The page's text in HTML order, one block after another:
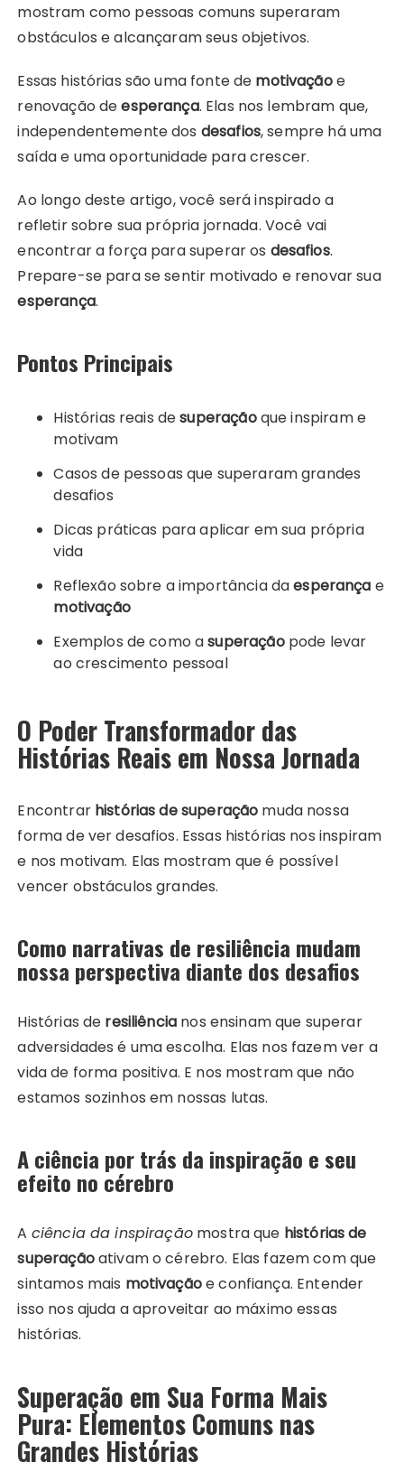
mostram como pessoas comuns superaram
obstáculos e alcançaram seus objetivos.
Essas histórias são uma fonte de motivaçãoe
renovação deesperança. Elas nos lembram que,
independentemente dos desafios, sempre há uma
saída e uma oportunidade para crescer.
Ao longo deste artigo, você será inspirado a
refletir sobre sua própria jornada. Você vai
encontrar a força para superar os desafios.
Prepare-se para se sentir motivado e renovar sua
esperança.
Pontos Principais
Histórias reais desuperaçãoque inspiram e
motivam
Casos de pessoas que superaram grandes
desafios
Dicas práticas para aplicar em sua própria
vida
Reflexão sobre a importância daesperança e
motivação
Exemplos de como asuperaçãopode levar
ao crescimento pessoal
O Poder Transformador das
Histórias Reais em Nossa Jornada
Encontrar histórias de superação muda nossa
forma de ver desafios. Essas histórias nos inspiram
e nos motivam. Elas mostram que é possível
vencer obstáculos grandes.
Como narrativas de resiliência mudam
nossa perspectiva diante dos desafios
Histórias de resiliência nos ensinam que superar
adversidades é uma escolha. Elas nos fazem ver a
vida de forma positiva. E nos mostram que não
estamos sozinhos em nossas lutas.
A ciência por trás da inspiração e seu
efeito no cérebro
A ciência da inspiraçãomostra que histórias de
superaçãoativam o cérebro. Elas fazem com que
sintamos mais motivaçãoe confiança. Entender
isso nos ajuda a aproveitar ao máximo essas
histórias.
Superação em Sua Forma Mais
Pura: Elementos Comuns nas
Grandes Histórias